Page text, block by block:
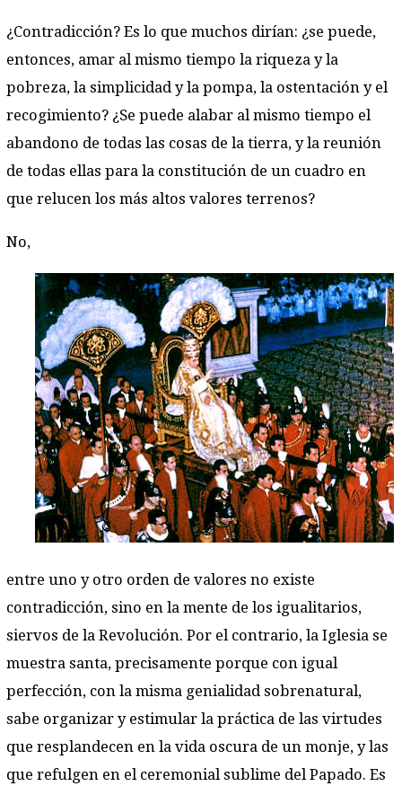
¿Contradicción? Es lo que muchos dirían: ¿se puede,
entonces, amar al mismo tiempo la riqueza y la
pobreza, la simplicidad y la pompa, la ostentación y el
recogimiento? ¿Se puede alabar al mismo tiempo el
abandono de todas las cosas de la tierra, y la reunión
de todas ellas para la constitución de un cuadro en
que relucen los más altos valores terrenos?
No,
entre uno y otro orden de valores no existe
contradicción, sino en la mente de los igualitarios,
siervos de la Revolución. Por el contrario, la Iglesia se
muestra santa, precisamente porque con igual
perfección, con la misma genialidad sobrenatural,
sabe organizar y estimular la práctica de las virtudes
que resplandecen en la vida oscura de un monje, y las
que refulgen en el ceremonial sublime del Papado. Es